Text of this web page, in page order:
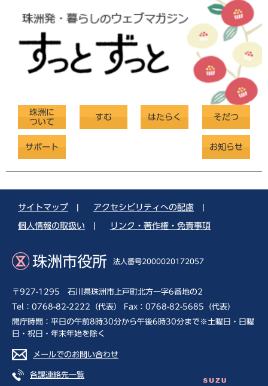
珠洲に
ついて
すむ はたらく そだつ
サポート お知らせ
サイトマップ アクセシビリティへの配慮
個人情報の取扱い リンク・著作権・免責事項
珠洲市役所 法人番号2000020172057
〒927-1295 石川県珠洲市上戸町北方一字6番地の2
Tel：0768-82-2222（代表） Fax：0768-82-5685（代表）
開庁時間：平日の午前8時30分から午後6時30分まで※土曜日・日曜
日・祝日・年末年始を除く
メールでのお問い合わせ
各課連絡先一覧